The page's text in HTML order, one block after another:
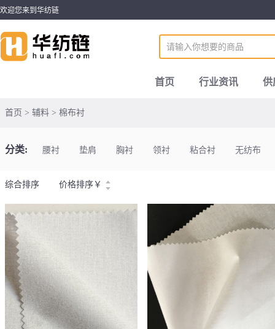
欢迎您来到华纺链
首页 行业资讯 供
首页 > 辅料 > 棉布衬
分类: 腰衬 垫肩 胸衬 领衬 粘合衬 无纺布
综合排序 价格排序 ￥